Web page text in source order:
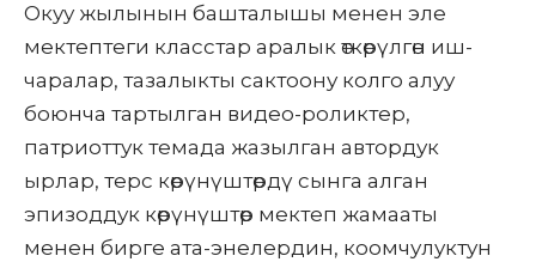
Окуу жылынын башталышы менен эле
мектептеги класстар аралык өткөрүлгөн иш-
чаралар, тазалыкты сактоону колго алуу
боюнча тартылган видео-роликтер,
патриоттук темада жазылган автордук
ырлар, терс көрүнүштөрдү сынга алган
эпизоддук көрүнүштөр мектеп жамааты
менен бирге ата-энелердин, коомчулуктун